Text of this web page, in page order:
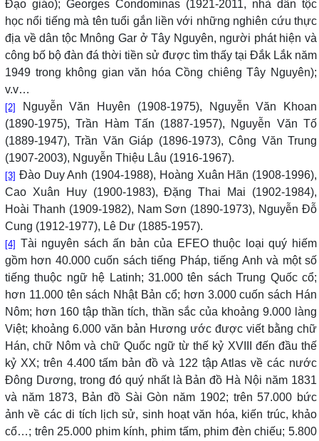
Đạo giáo); Georges Condominas (1921-2011, nhà dân tộc
học nổi tiếng mà tên tuổi gắn liền với những nghiên cứu thực
địa về dân tộc Mnông Gar ở Tây Nguyên, người phát hiện và
công bố bộ đàn đá thời tiền sử được tìm thấy tại Đắk Lắk năm
1949 trong không gian văn hóa Cồng chiêng Tây Nguyên);
v.v…
[2]
Nguyễn Văn Huyên (1908-1975), Nguyễn Văn Khoan
(1890-1975), Trần Hàm Tấn (1887-1957), Nguyễn Văn Tố
(1889-1947), Trần Văn Giáp (1896-1973), Công Văn Trung
(1907-2003), Nguyễn Thiệu Lâu (1916-1967).
[3] Đào Duy Anh (1904-1988), Hoàng Xuân Hãn (1908-1996),
Cao Xuân Huy (1900-1983), Đặng Thai Mai (1902-1984),
Hoài Thanh (1909-1982), Nam Sơn (1890-1973), Nguyễn Đỗ
Cung (1912-1977), Lê Dư (1885-1957).
[4] Tài nguyên sách ấn bản của EFEO thuộc loại quý hiếm
gồm hơn 40.000 cuốn sách tiếng Pháp, tiếng Anh và một số
tiếng thuộc ngữ hệ Latinh; 31.000 tên sách Trung Quốc cổ;
hơn 11.000 tên sách Nhật Bản cổ; hơn 3.000 cuốn sách Hán
Nôm; hơn 160 tập thần tích, thần sắc của khoảng 9.000 làng
Việt; khoảng 6.000 văn bản Hương ước được viết bằng chữ
Hán, chữ Nôm và chữ Quốc ngữ từ thế kỷ XVIII đến đầu thế
kỷ XX; trên 4.400 tấm bản đồ và 122 tập Atlas về các nước
Đông Dương, trong đó quý nhất là Bản đồ Hà Nội năm 1831
và năm 1873, Bản đồ Sài Gòn năm 1902; trên 57.000 bức
ảnh về các di tích lịch sử, sinh hoạt văn hóa, kiến trúc, khảo
cổ…; trên 25.000 phim kính, phim tấm, phim đèn chiếu; 5.800